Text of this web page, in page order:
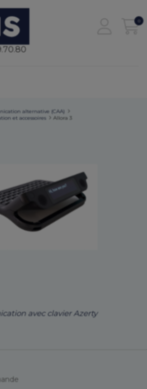
alternative (CAA)
et accessoires
Allora 3
avec clavier Azerty